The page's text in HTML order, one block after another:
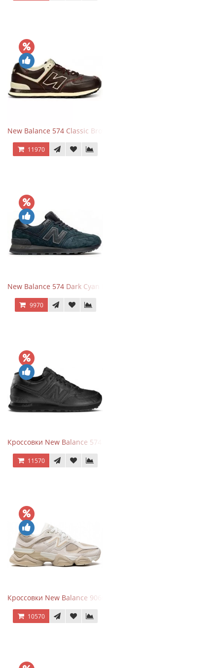
New Balance 574 Classic Brown White
11970
New Balance 574 Dark Cyan Black Suede
9970
Кроссовки New Balance 574 Triple Black Leather
11570
Кроссовки New Balance 9060 Beige White
10570